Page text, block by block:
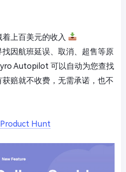
上百美元的收入
找因航班延误、取消、超售等原
Autopilot 可以自动为您查找
赔就不收费，无需承诺，也不
Hunt